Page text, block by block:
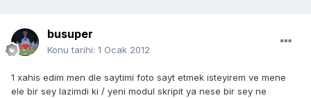
busuper
Konu tarihi: 1 Ocak 2012
1 xahis edim men dle saytimi foto sayt etmek isteyirem ve mene
ele bir sey lazimdi ki / yeni modul skripit ya nese bir sey ne